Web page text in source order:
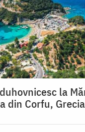
la
din Corfu, Grecia